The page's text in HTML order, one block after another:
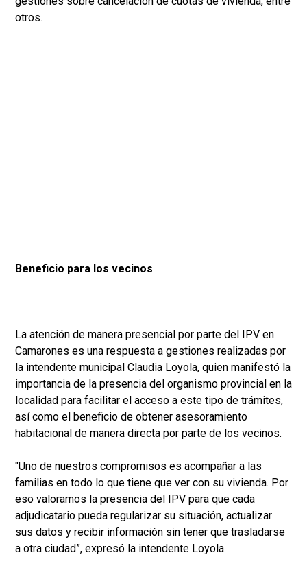
otros.
Beneficio para los vecinos
La atención de manera presencial por parte del IPV en
Camarones es una respuesta a gestiones realizadas por
la intendente municipal Claudia Loyola, quien manifestó la
importancia de la presencia del organismo provincial en la
localidad para facilitar el acceso a este tipo de trámites,
así como el beneficio de obtener asesoramiento
habitacional de manera directa por parte de los vecinos.
"Uno de nuestros compromisos es acompañar a las
familias en todo lo que tiene que ver con su vivienda. Por
eso valoramos la presencia del IPV para que cada
adjudicatario pueda regularizar su situación, actualizar
sus datos y recibir información sin tener que trasladarse
a otra ciudad”, expresó la intendente Loyola.